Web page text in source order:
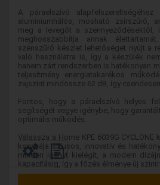
A páraelszívó
alumíniumhálós, mosható zsírszűrő,
meg a levegőt a
meghosszabbítja annak
szénszűrő készlet lehetőséget nyújt a
való használatra is, így a készülék
hanem zárt rendszerben is hatékonyan
teljesítmény energiatakarékos
zajszint mindössze 62 dB, így csendesen
Fontos, hogy a páraelszívó helyes
segítségét vegye igénybe, hogy
optimális működés.
Válassza a Home KPE 6039G
konyhája stílusos, innovatív és
minden igényt kielégít, a modern
kapacitásig, így a főzés élménye új